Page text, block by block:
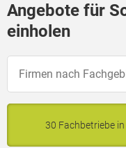
Angebote für
einholen
30 Fachbetriebe